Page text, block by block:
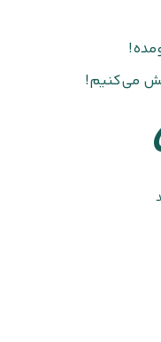
می‌کنیم!